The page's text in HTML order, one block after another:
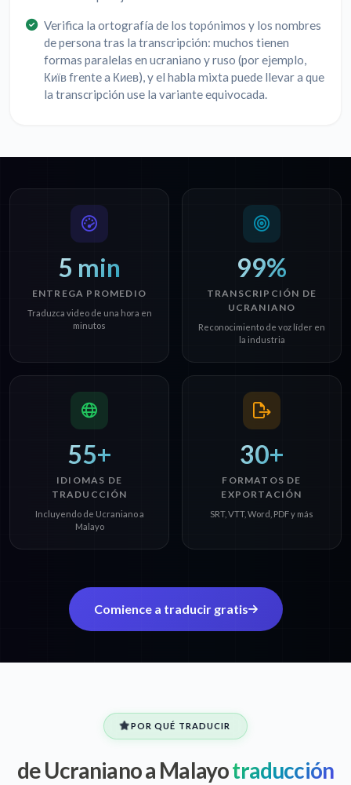
Verifica la ortografía de los topónimos y los nombres
de persona tras la transcripción: muchos tienen
formas paralelas en ucraniano y ruso (por ejemplo,
Київ frente a Киев), y el habla mixta puede llevar a que
la transcripción use la variante equivocada.
5 min
ENTREGA PROMEDIO
Traduzca video de una hora en
minutos
99%
TRANSCRIPCIÓN DE
UCRANIANO
Reconocimiento de voz líder en
la industria
55+
IDIOMAS DE
TRADUCCIÓN
Incluyendo de Ucraniano a
Malayo
30+
FORMATOS DE
EXPORTACIÓN
SRT, VTT, Word, PDF y más
Comience a traducir gratis
POR QUÉ TRADUCIR
de Ucraniano a Malayotraducción